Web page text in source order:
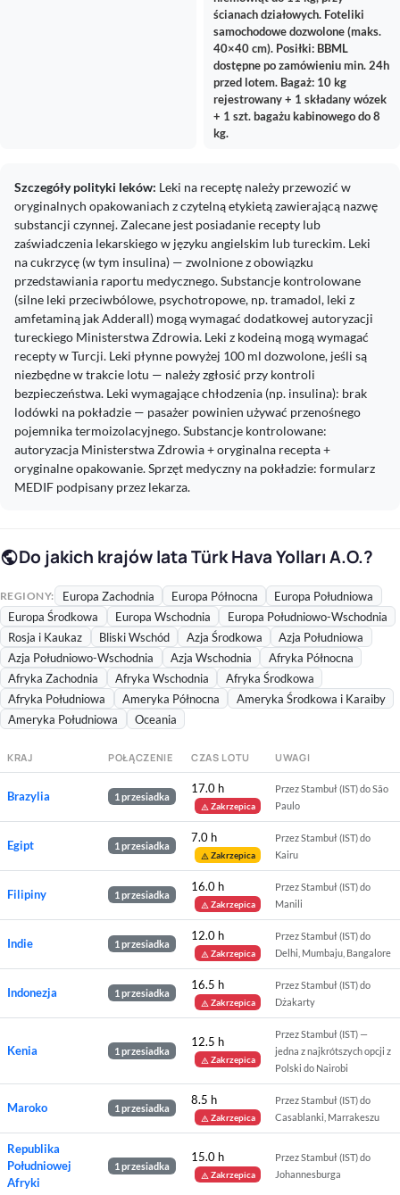
ścianach działowych. Foteliki
samochodowe dozwolone (maks.
40×40 cm). Posiłki: BBML
dostępne po zamówieniu min. 24h
przed lotem. Bagaż: 10 kg
rejestrowany + 1 składany wózek
+ 1 szt. bagażu kabinowego do 8
kg.
Szczegóły polityki leków: Leki na receptę należy przewozić w
oryginalnych opakowaniach z czytelną etykietą zawierającą nazwę
substancji czynnej. Zalecane jest posiadanie recepty lub
zaświadczenia lekarskiego w języku angielskim lub tureckim. Leki
na cukrzycę (w tym insulina) — zwolnione z obowiązku
przedstawiania raportu medycznego. Substancje kontrolowane
(silne leki przeciwbólowe, psychotropowe, np. tramadol, leki z
amfetaminą jak Adderall) mogą wymagać dodatkowej autoryzacji
tureckiego Ministerstwa Zdrowia. Leki z kodeiną mogą wymagać
recepty w Turcji. Leki płynne powyżej 100 ml dozwolone, jeśli są
niezbędne w trakcie lotu — należy zgłosić przy kontroli
bezpieczeństwa. Leki wymagające chłodzenia (np. insulina): brak
lodówki na pokładzie — pasażer powinien używać przenośnego
pojemnika termoizolacyjnego. Substancje kontrolowane:
autoryzacja Ministerstwa Zdrowia + oryginalna recepta +
oryginalne opakowanie. Sprzęt medyczny na pokładzie: formularz
MEDIF podpisany przez lekarza.
publicDo jakich krajów lata Türk Hava Yolları A.O.?
REGIONY: Europa Zachodnia Europa Północna
Europa Południowa
Europa Środkowa
Europa Wschodnia
Europa Południowo-Wschodnia
Rosja i Kaukaz
Bliski Wschód Azja Środkowa
Azja Południowa
Azja Południowo-Wschodnia
Azja Wschodnia
Afryka Północna
Afryka Zachodnia
Afryka Wschodnia
Afryka Środkowa
Afryka Południowa
Ameryka Północna
Ameryka Środkowa i Karaiby
Ameryka Południowa
Oceania
KRAJ POŁĄCZENIE CZAS LOTU UWAGI
Brazylia 1 przesiadka
17.0 h
warning Zakrzepica
Przez Stambuł (IST) do São
Paulo
Egipt 1 przesiadka
7.0 h
warning Zakrzepica
Przez Stambuł (IST) do
Kairu
Filipiny 1 przesiadka
16.0 h
warning Zakrzepica
Przez Stambuł (IST) do
Manili
Indie 1 przesiadka
12.0 h
warning Zakrzepica
Przez Stambuł (IST) do
Delhi, Mumbaju, Bangalore
Indonezja 1 przesiadka
16.5 h
warning Zakrzepica
Przez Stambuł (IST) do
Dżakarty
Kenia 1 przesiadka
12.5 h
warning Zakrzepica
Przez Stambuł (IST) —
jedna z najkrótszych opcji z
Polski do Nairobi
Maroko 1 przesiadka
8.5 h
warning Zakrzepica
Przez Stambuł (IST) do
Casablanki, Marrakeszu
Republika
Południowej
Afryki
1 przesiadka
15.0 h
warning Zakrzepica
Przez Stambuł (IST) do
Johannesburga